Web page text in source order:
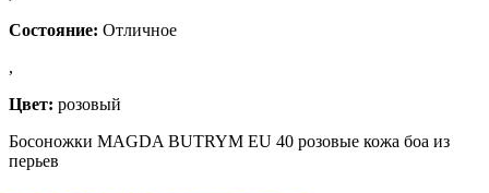
Состояние: Отличное
,
Цвет: розовый
Босоножки MAGDA BUTRYM EU 40 розовые кожа боа из
перьев